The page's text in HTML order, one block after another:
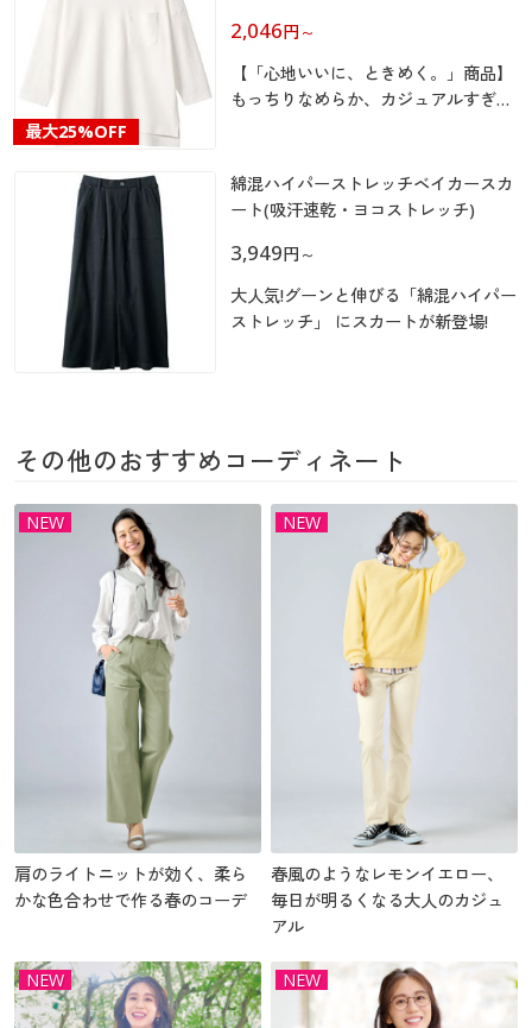
お気に入り
サポート
ご利用ガイド
よくある質問とお問い合わせ
サポート
よくある質問とお問い合わせ
最大25%OFF
2,046円 ～
【「心地いいに、ときめく。」商品】
もっちりなめらか、カジュアルすぎな
綿混ハイパーストレッチベイカースカ
ート(吸汗速乾・ヨコストレッチ)
3,949円 ～
大人気!グーンと伸びる「綿混ハイパー
ストレッチ」 にスカートが新登場!
その他のおすすめコーディネート
NEW
肩のライトニットが効く、柔ら
かな色合わせで作る春のコーデ
NEW
春風のようなレモンイエロー、
毎日が明るくなる大人のカジュ
アル
NEW NEW